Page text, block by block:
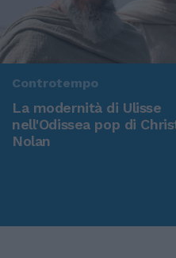
Controtempo
La modernità di Ulisse
nell'Odissea pop di
Nolan